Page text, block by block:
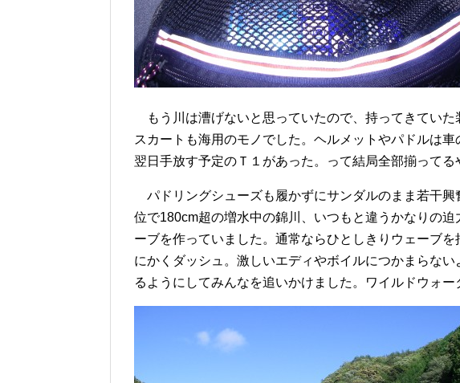
もう川は漕げないと思っていたので、持ってきていた
スカートも海用のモノでした。ヘルメットやパドルは
翌日手放す予定のＴ１があった。って結局全部揃ってる
パドリングシューズも履かずにサンダルのまま若干興
位で180cm超の増水中の錦川、いつもと違うかなりの
ーブを作っていました。通常ならひとしきりウェーブ
にかくダッシュ。激しいエディやボイルにつかまらな
るようにしてみんなを追いかけました。ワイルドウォ